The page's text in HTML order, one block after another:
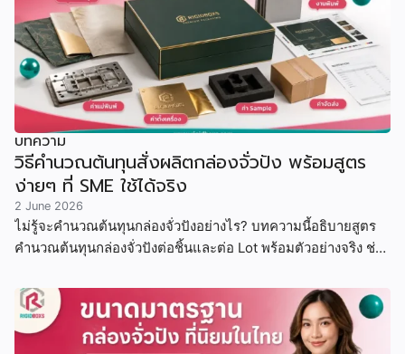
บทความ
วิธีคำนวณต้นทุนสั่งผลิตกล่องจั่วปัง พร้อมสูตร
ง่ายๆ ที่ SME ใช้ได้จริง
2 June 2026
ไม่รู้จะคำนวณต้นทุนกล่องจั่วปังอย่างไร? บทความนี้อธิบายสูตร
คำนวณต้นทุนกล่องจั่วปังต่อชิ้นและต่อ Lot พร้อมตัวอย่างจริง ช่วย